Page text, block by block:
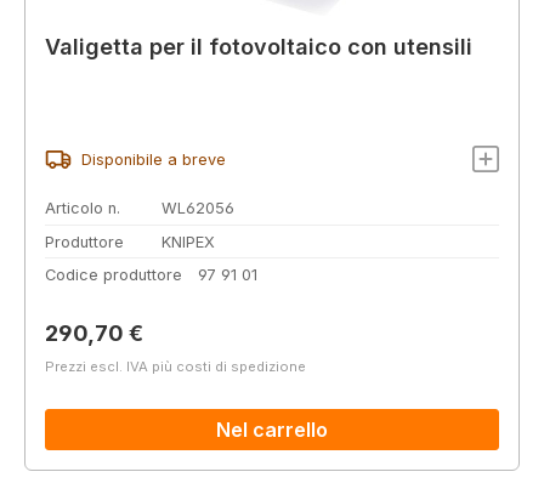
Valigetta per il fotovoltaico con utensili
Disponibile a breve
Articolo n.
WL62056
Produttore
KNIPEX
Codice produttore
97 91 01
Prezzo normale:
290,70 €
Prezzi escl. IVA più costi di spedizione
Nel carrello